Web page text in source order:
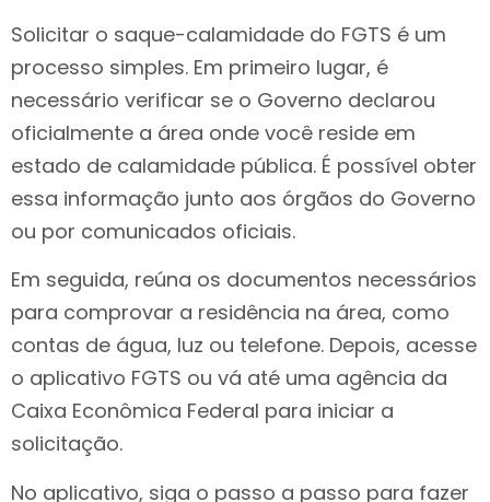
Solicitar o saque-calamidade do FGTS é um
processo simples. Em primeiro lugar, é
necessário verificar se o Governo declarou
oficialmente a área onde você reside em
estado de calamidade pública. É possível obter
essa informação junto aos órgãos do Governo
ou por comunicados oficiais.
Em seguida, reúna os documentos necessários
para comprovar a residência na área, como
contas de água, luz ou telefone. Depois, acesse
o aplicativo FGTS ou vá até uma agência da
Caixa Econômica Federal para iniciar a
solicitação.
No aplicativo, siga o passo a passo para fazer